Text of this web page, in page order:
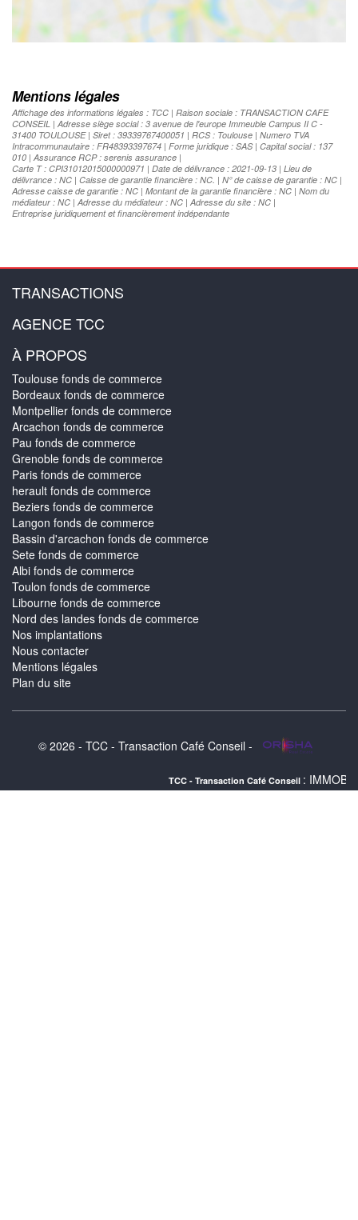
Mentions légales
Affichage des informations légales : TCC | Raison sociale : TRANSACTION CAFE
CONSEIL | Adresse siège social : 3 avenue de l'europe Immeuble Campus II C -
31400 TOULOUSE | Siret : 39339767400051 | RCS : Toulouse | Numero TVA
Intracommunautaire : FR48393397674 | Forme juridique : SAS | Capital social : 137
010 | Assurance RCP : serenis assurance |
Carte T : CPI31012015000000971 | Date de délivrance : 2021-09-13 | Lieu de
délivrance : NC | Caisse de garantie financière : NC. | N° de caisse de garantie : NC |
Adresse caisse de garantie : NC | Montant de la garantie financière : NC | Nom du
médiateur : NC | Adresse du médiateur : NC | Adresse du site : NC |
Entreprise juridiquement et financièrement indépendante
TRANSACTIONS
AGENCE TCC
À PROPOS
Toulouse fonds de commerce
Bordeaux fonds de commerce
Montpellier fonds de commerce
Arcachon fonds de commerce
Pau fonds de commerce
Grenoble fonds de commerce
Paris fonds de commerce
herault fonds de commerce
Beziers fonds de commerce
Langon fonds de commerce
Bassin d'arcachon fonds de commerce
Sete fonds de commerce
Albi fonds de commerce
Toulon fonds de commerce
Libourne fonds de commerce
Nord des landes fonds de commerce
Nos implantations
Nous contacter
Mentions légales
Plan du site
© 2026 - TCC - Transaction Café Conseil -
TCC - Transaction Café Conseil : IMMOBILIER